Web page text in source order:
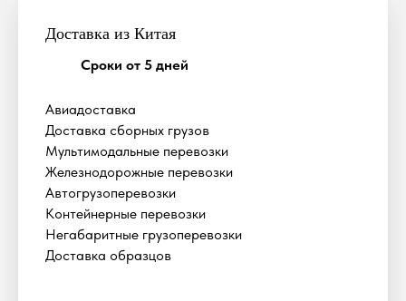
Доставка из Китая
Сроки от 5 дней
Авиадоставка
Доставка сборных грузов
Мультимодальные перевозки
Железнодорожные перевозки
Автогрузоперевозки
Контейнерные перевозки
Негабаритные грузоперевозки
Доставка образцов